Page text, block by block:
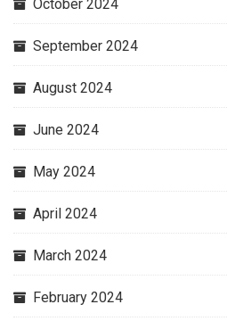
October 2024
September 2024
August 2024
June 2024
May 2024
April 2024
March 2024
February 2024